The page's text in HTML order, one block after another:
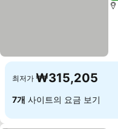
최저가 ₩315,205
7개 사이트의 요금 보기